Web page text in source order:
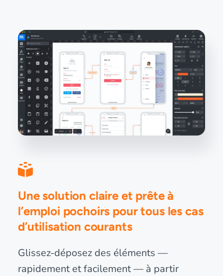
Une solution claire et prête à
l’emploi pochoirs pour tous les cas
d’utilisation courants
Glissez-déposez des éléments —
rapidement et facilement — à partir